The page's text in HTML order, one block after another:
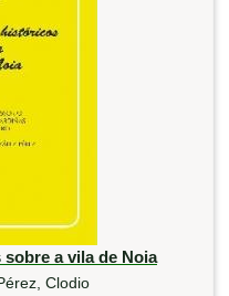
a vila de Noia
Clodio